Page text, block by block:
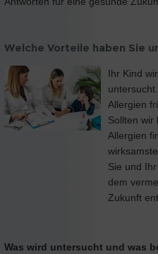
Welche Vorteile haben Sie
Ihr Kind
Allergien
Sollten wir
Allergien
Sie und
dem
Zukunft
Was wird untersucht und was